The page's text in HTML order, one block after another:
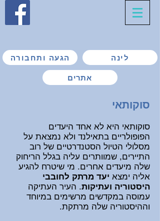
הגעה ותחבורה לינה
אתרים
סוקותאי
סוקותאי היא לא אחד היעדים
הפופולריים בתאילנד ולא נמצאת על
מסלולי הטיול הסטנדרטיים של רוב
התיירים, שמוותרים עליה בגלל הריחוק
שלה מיעדים אחרים. מי שיטרח להגיע
אליה ימצא יעד מרתק לחובבי
היסטוריה ועתיקות. העיר העתיקה
עמוסה במקדשים מרשימים במיוחד
וההיסטוריה שלה מרתקת.